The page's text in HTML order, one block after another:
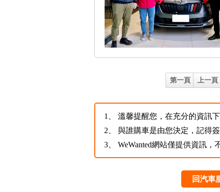
第一頁 上一頁
1、
溫馨提醒您，在充分的資訊
2、
與誰購車是由您決定，記得
3、
WeWanted網站僅提供資訊
回汽車